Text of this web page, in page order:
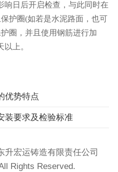
响日后开启检查，与此同时在
护圈(如若是水泥路面，也可
圈，并且使用钢筋进行加
上。
优势特点
装要求及检验标准
宏运铸造有限责任公司
Rights Reserved.